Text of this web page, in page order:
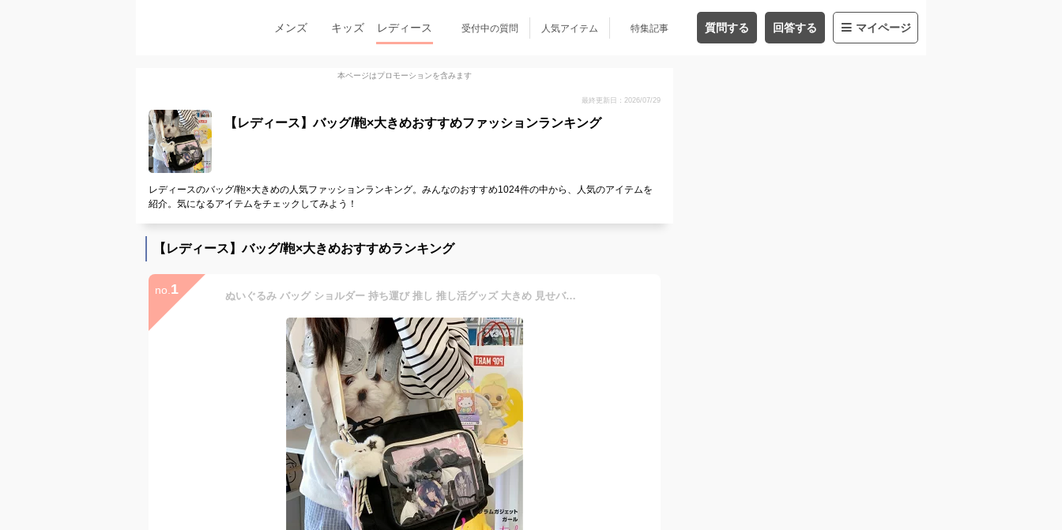
メンズ キッズ レディース 受付中の質問 人気アイテム 特集記事 質問する 回答する マイページ
本ページはプロモーションを含みます
最終更新日：2026/07/29
【レディース】バッグ/鞄×大きめおすすめファッションランキング
レディースのバッグ/鞄×大きめの人気ファッションランキング。みんなのおすすめ1024件の中から、人気のアイテムを
紹介。気になるアイテムをチェックしてみよう！
【レディース】バッグ/鞄×大きめおすすめランキング
no. 1 ぬいぐるみ バッグ ショルダー 持ち運び 推し 推し活グッズ 大きめ 見せバッグ 20cmぬい 2体 大人 透明 大容量 縫い包みポーチ ヲタク お出掛け 収納